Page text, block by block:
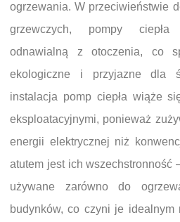
ogrzewania. W przeciwieństwie
grzewczych, pompy ciepła
odnawialną z otoczenia, co
ekologiczne i przyjazne dla
instalacja pomp ciepła wiąże
eksploatacyjnymi, ponieważ
energii elektrycznej niż
atutem jest ich wszechstronność
używane zarówno do
budynków, co czyni je idealnym